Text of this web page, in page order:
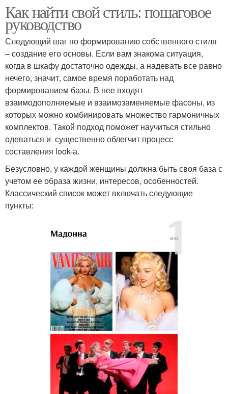
Как найти свой стиль: пошаговое
руководство
Следующий шаг по формированию собственного стиля
– создание его основы. Если вам знакома ситуация,
когда в шкафу достаточно одежды, а надевать все равно
нечего, значит, самое время поработать над
формированием базы. В нее входят
взаимодополняемые и взаимозаменяемые фасоны, из
которых можно комбинировать множество гармоничных
комплектов. Такой подход поможет научиться стильно
одеваться и существенно облегчит процесс
составления look-а.
Безусловно, у каждой женщины должна быть своя база с
учетом ее образа жизни, интересов, особенностей.
Классический список может включать следующие
пункты: